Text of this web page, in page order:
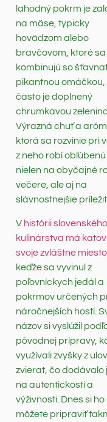
lahodný pokrm je
na mäse, typicky
hovädzom alebo
bravčovom, ktoré sa
kombinujú so
pikantnou omáčkou,
často je doplnený
chrumkavou
Výrazná chuť a
ktorá sa rozvinie pri
z neho robí
nielen na obyčajné
večere, ale aj na
slávnostnejšie
V histórii slovenského
kulinárstva má
svoje zvláštne miesto
keďže sa vyvinul z
poľovníckych jedál a
pokrmov určených
náročnejších hostí.
názov si vyslúžil
pôvodnej prípravy,
využívali zvyšky z
zvierat, čo dodávalo
na autentickosti a
výživnosti. Dnes si ho
môžete pripraviť